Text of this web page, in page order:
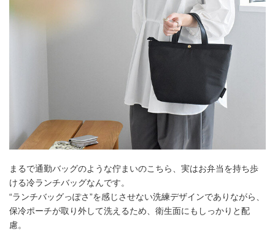
まるで通勤バッグのような佇まいのこちら、実はお弁当を持ち歩
ける冷ランチバッグなんです。
“ランチバッグっぽさ”を感じさせない洗練デザインでありながら、
保冷ポーチが取り外して洗えるため、衛生面にもしっかりと配
慮。